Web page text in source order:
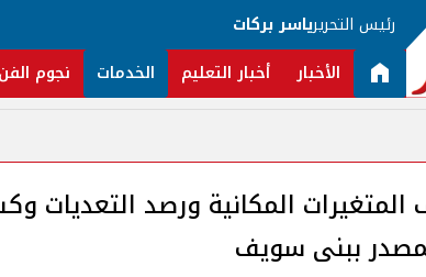
رئيس التحريرياسر بركات
الأخبار أخبار التعليم الخدمات نجوم الفن
المتغيرات المكانية ورصد التعديات
ببنى سويف